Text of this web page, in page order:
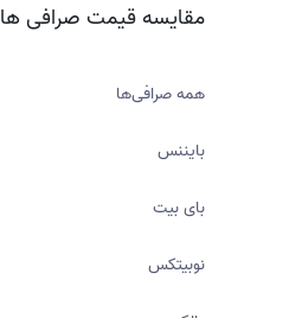
مقایسه قیمت صرافی ها
همه صرافی‌ها
بایننس
بای بیت
نوبیتکس